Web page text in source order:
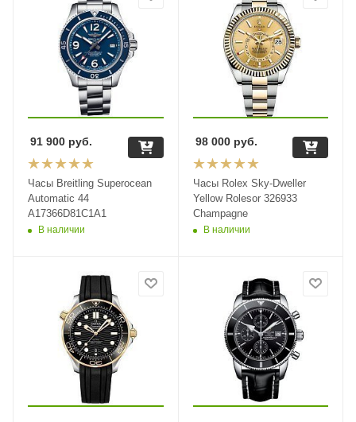
Часы Breitling Superocean
Automatic 44
A17366D81C1A1
В наличии
91 900 руб.
Часы Rolex Sky-Dweller
Yellow Rolesor 326933
Champagne
В наличии
98 000руб.